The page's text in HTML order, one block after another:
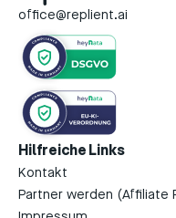
office@replient.ai
Hilfreiche Links
Kontakt
Partner werden (Affiliate